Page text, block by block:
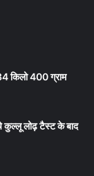
किलो 400 ग्राम
कुल्लू लोढ़ टैस्ट के बाद